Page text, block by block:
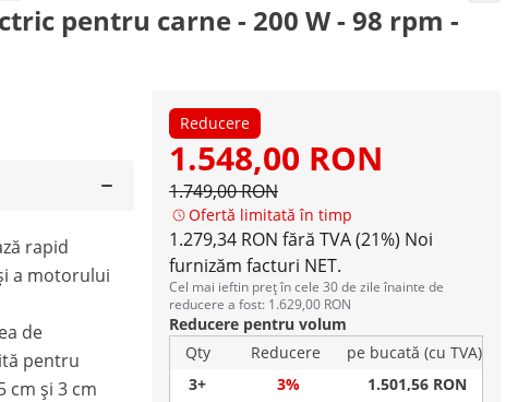
pentru carne - 200 W - 98 rpm -
Reducere
1.548,00 RON
1.749,00 RON
Ofertă limitată în timp
1.279,34 RON fără TVA (21%) Noi
furnizăm facturi NET.
Cel mai ieftin preț în cele 30 de zile înainte de
reducere a fost: 1.629,00 RON
Reducere pentru volum
Qty
Reducere
pe bucată (cu TVA)
3+
3%
1.501,56 RON
rapid
a motorului
de
pentru
cm și 3 cm